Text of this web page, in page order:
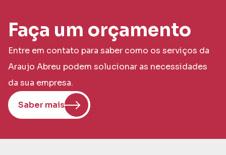
Faça um orçamento
Entre em contato para saber como os serviços da
Araujo Abreu podem solucionar as necessidades
da sua empresa.
Saber mais